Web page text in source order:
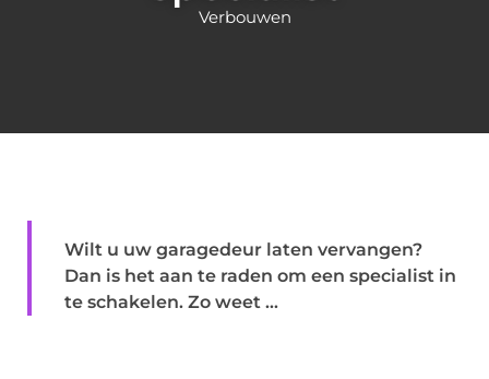
Verbouwen
Wilt u uw garagedeur laten vervangen?
Dan is het aan te raden om een specialist in
te schakelen. Zo weet ...